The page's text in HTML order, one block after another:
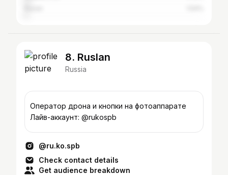
8. Ruslan
Russia
Оператор дрона и кнопки на фотоаппарате
Лайв-аккаунт: @rukospb
@ru.ko.spb
Check contact details
Get audience breakdown